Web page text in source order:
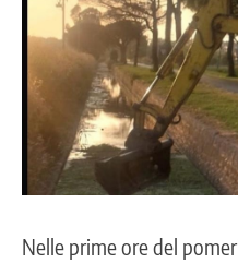
Nelle prime ore del